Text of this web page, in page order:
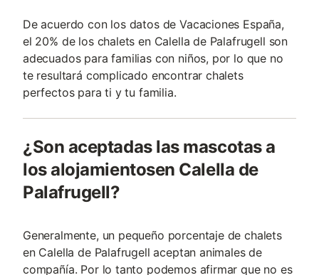
De acuerdo con los datos de Vacaciones España,
el 20% de los chalets en Calella de Palafrugell son
adecuados para familias con niños, por lo que no
te resultará complicado encontrar chalets
perfectos para ti y tu familia.
¿Son aceptadas las mascotas a
los alojamientosen Calella de
Palafrugell?
Generalmente, un pequeño porcentaje de chalets
en Calella de Palafrugell aceptan animales de
compañía. Por lo tanto podemos afirmar que no es